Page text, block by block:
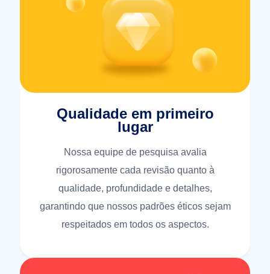
Qualidade em primeiro
lugar
Nossa equipe de pesquisa avalia
rigorosamente cada revisão quanto à
qualidade, profundidade e detalhes,
garantindo que nossos padrões éticos sejam
respeitados em todos os aspectos.